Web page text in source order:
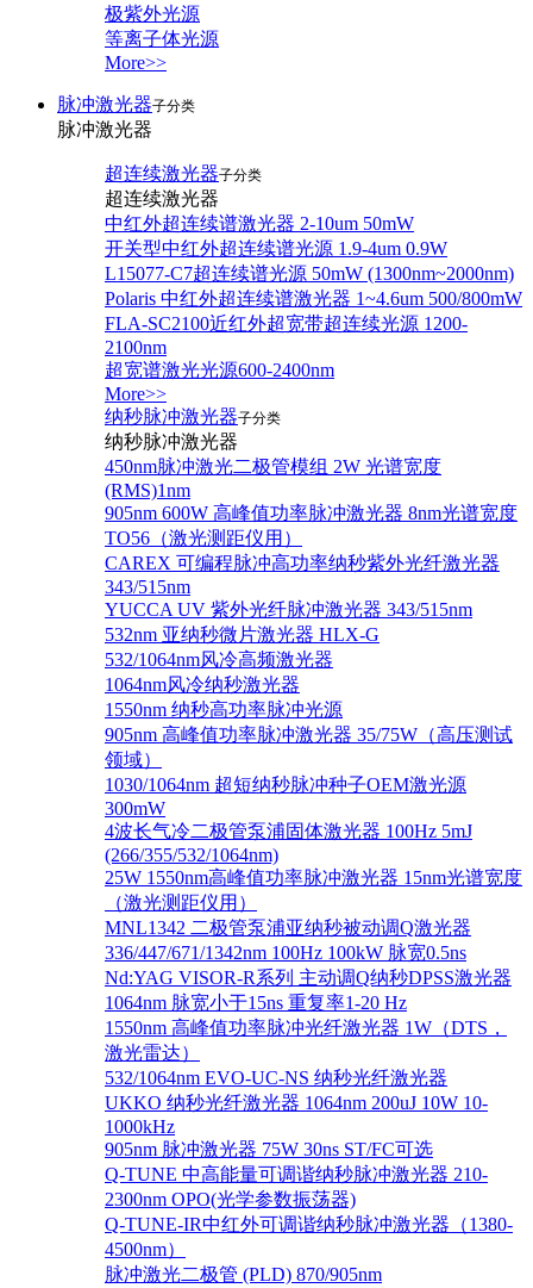
极紫外光源
等离子体光源
More>>
脉冲激光器子分类
脉冲激光器
超连续激光器子分类
超连续激光器
中红外超连续谱激光器 2-10um 50mW
开关型中红外超连续谱光源 1.9-4um 0.9W
L15077-C7超连续谱光源 50mW (1300nm~2000nm)
Polaris 中红外超连续谱激光器 1~4.6um 500/800mW
FLA-SC2100近红外超宽带超连续光源 1200-
2100nm
超宽谱激光光源600-2400nm
More>>
纳秒脉冲激光器子分类
纳秒脉冲激光器
450nm脉冲激光二极管模组 2W 光谱宽度
(RMS)1nm
905nm 600W 高峰值功率脉冲激光器 8nm光谱宽度
TO56（激光测距仪用）
CAREX 可编程脉冲高功率纳秒紫外光纤激光器
343/515nm
YUCCA UV 紫外光纤脉冲激光器 343/515nm
532nm 亚纳秒微片激光器 HLX-G
532/1064nm风冷高频激光器
1064nm风冷纳秒激光器
1550nm 纳秒高功率脉冲光源
905nm 高峰值功率脉冲激光器 35/75W（高压测试
领域）
1030/1064nm 超短纳秒脉冲种子OEM激光源
300mW
4波长气冷二极管泵浦固体激光器 100Hz 5mJ
(266/355/532/1064nm)
25W 1550nm高峰值功率脉冲激光器 15nm光谱宽度
（激光测距仪用）
MNL1342 二极管泵浦亚纳秒被动调Q激光器
336/447/671/1342nm 100Hz 100kW 脉宽0.5ns
Nd:YAG VISOR-R系列 主动调Q纳秒DPSS激光器
1064nm 脉宽小于15ns 重复率1-20 Hz
1550nm 高峰值功率脉冲光纤激光器 1W（DTS，
激光雷达）
532/1064nm EVO-UC-NS 纳秒光纤激光器
UKKO 纳秒光纤激光器 1064nm 200uJ 10W 10-
1000kHz
905nm 脉冲激光器 75W 30ns ST/FC可选
Q-TUNE 中高能量可调谐纳秒脉冲激光器 210-
2300nm OPO(光学参数振荡器)
Q-TUNE-IR中红外可调谐纳秒脉冲激光器（1380-
4500nm）
脉冲激光二极管 (PLD) 870/905nm